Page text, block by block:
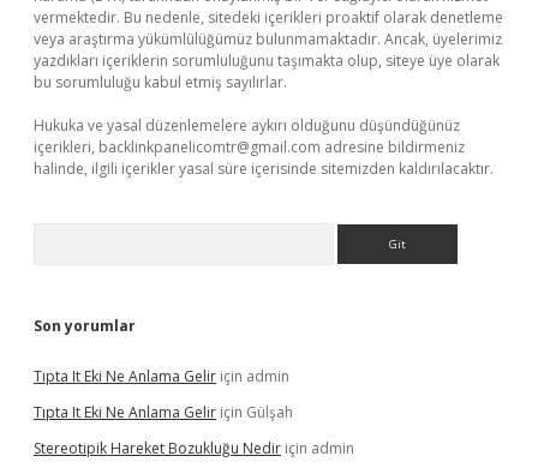
vermektedir. Bu nedenle, sitedeki içerikleri proaktif olarak denetleme
veya araştırma yükümlülüğümüz bulunmamaktadır. Ancak, üyelerimiz
yazdıkları içeriklerin sorumluluğunu taşımakta olup, siteye üye olarak
bu sorumluluğu kabul etmiş sayılırlar.
Hukuka ve yasal düzenlemelere aykırı olduğunu düşündüğünüz
içerikleri, backlinkpanelicomtr@gmail.com adresine bildirmeniz
halinde, ilgili içerikler yasal süre içerisinde sitemizden kaldırılacaktır.
Son yorumlar
Tıpta It Eki Ne Anlama Gelir için admin
Tıpta It Eki Ne Anlama Gelir için Gülşah
Stereotipik Hareket Bozukluğu Nedir için admin